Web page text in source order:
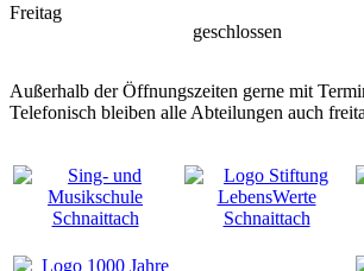
Freitag
geschlossen
Außerhalb der Öffnungszeiten gerne mit
Telefonisch bleiben alle Abteilungen auch